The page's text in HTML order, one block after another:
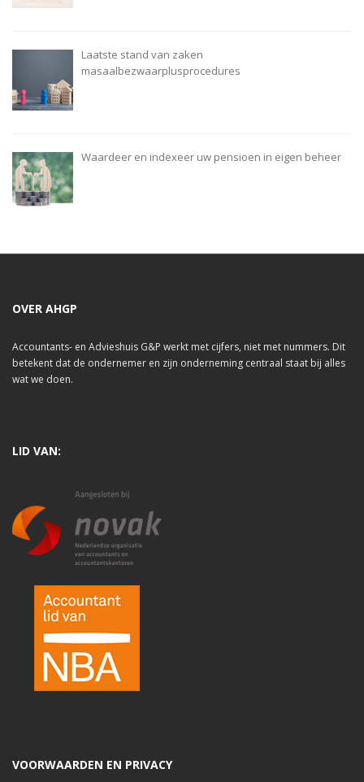
Laatste stand van zaken
masaalbezwaarplusprocedures
Waardeer en indexeer uw pensioen in eigen beheer
OVER AHGP
Accountants- en Advieshuis G&P werkt met cijfers, niet met nummers. Dit
betekent dat de ondernemer en zijn onderneming centraal staat bij alles
wat we doen.
LID VAN:
VOORWAARDEN EN PRIVACY